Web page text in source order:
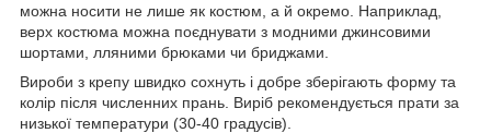
можна носити не лише як костюм, а й окремо. Наприклад,
верх костюма можна поєднувати з модними джинсовими
шортами, лляними брюками чи бриджами.
Вироби з крепу швидко сохнуть і добре зберігають форму та
колір після численних прань. Виріб рекомендується прати за
низької температури (30-40 градусів).